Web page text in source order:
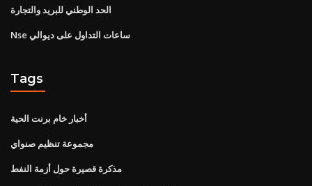
الحد الوطني للبريد والتجارة
Nse ساعات التداول على ديوالي
Tags
أخبار خام برنت الحية
مجموعة تنظيم صنواي
مذكرة قصيرة حول أزمة النفط